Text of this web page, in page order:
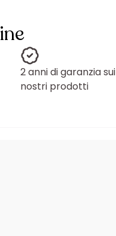
2 anni di garanzia sui
nostri prodotti